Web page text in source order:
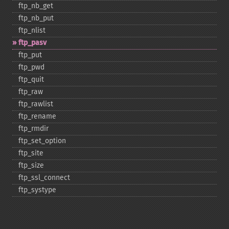
ftp_​nb_​get
ftp_​nb_​put
ftp_​nlist
ftp_​pasv
ftp_​put
ftp_​pwd
ftp_​quit
ftp_​raw
ftp_​rawlist
ftp_​rename
ftp_​rmdir
ftp_​set_​option
ftp_​site
ftp_​size
ftp_​ssl_​connect
ftp_​systype